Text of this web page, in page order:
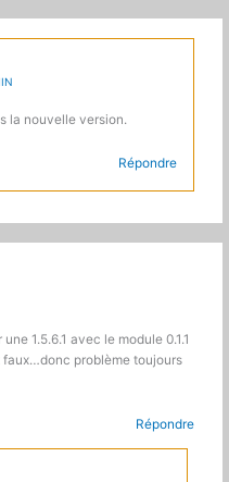
la nouvelle version.
Répondre
1.5.6.1 avec le module 0.1.1
faux…donc problème toujours
Répondre